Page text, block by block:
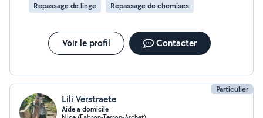
Repassage de linge Repassage de chemises
Voir le profil Contacter
Particulier
Lili Verstraete
Aide a domicile